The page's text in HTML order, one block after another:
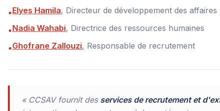
•Elyes Hamila, Directeur de développement des affaires
•Nadia Wahabi, Directrice des ressources humaines
•Ghofrane Zallouzi, Responsable de recrutement
« CCSAV fournit des services de recrutement et